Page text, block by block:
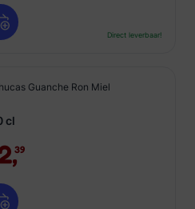
Direct leverbaar!
Guanche Ron Miel
cl
39